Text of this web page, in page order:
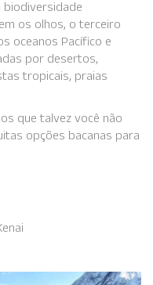
biodiversidade
os olhos, o terceiro
oceanos Pacífico e
por desertos,
tropicais, praias
que talvez você não
opções bacanas para